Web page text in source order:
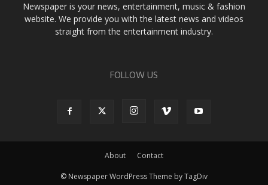
Newspaper is your news, entertainment, music & fashion
website. We provide you with the latest news and videos
straight from the entertainment industry.
FOLLOW US
About Contact
© Newspaper WordPress Theme by TagDiv